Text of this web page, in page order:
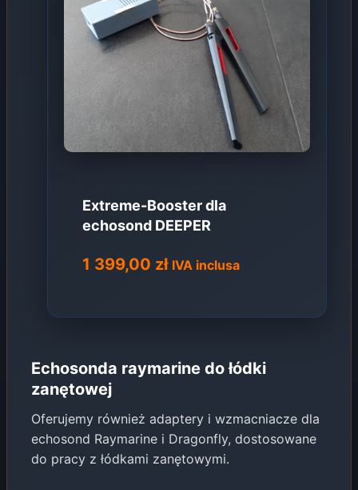
Extreme-Booster dla
echosond DEEPER
1 399,00 zł IVA inclusa
Echosonda raymarine do łódki
zanętowej
Oferujemy również adaptery i wzmacniacze dla
echosond Raymarine i Dragonfly, dostosowane
do pracy z łódkami zanętowymi.